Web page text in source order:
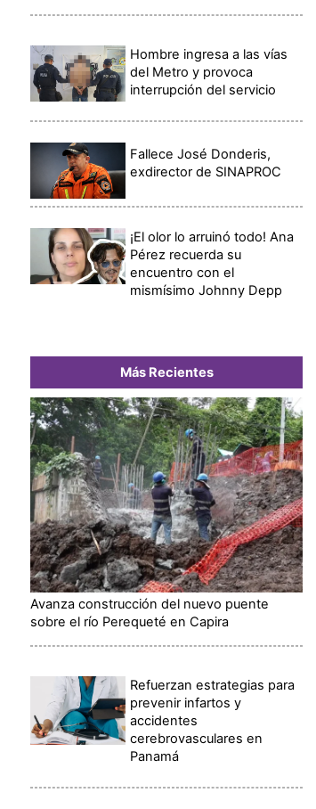
Hombre ingresa a las vías
del Metro y provoca
interrupción del servicio
Fallece José Donderis,
exdirector de SINAPROC
¡El olor lo arruinó todo! Ana
Pérez recuerda su
encuentro con el
mismísimo Johnny Depp
Más Recientes
Avanza construcción del nuevo puente
sobre el río Perequeté en Capira
Refuerzan estrategias para
prevenir infartos y
accidentes
cerebrovasculares en
Panamá